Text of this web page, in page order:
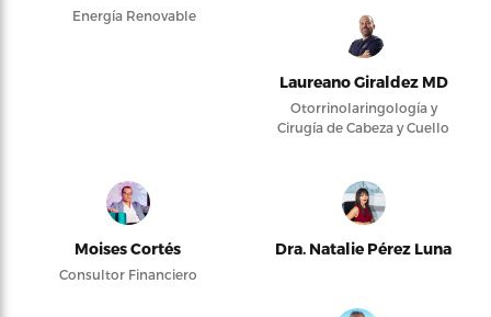
Energía Renovable
Laureano Giraldez MD
Otorrinolaringología y
Cirugía de Cabeza y Cuello
Moises Cortés
Consultor Financiero
Dra. Natalie Pérez Luna